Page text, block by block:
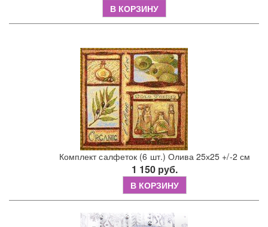
В КОРЗИНУ
Комплект салфеток (6 шт.) Олива 25х25 +/-2 см
1 150 руб.
В КОРЗИНУ